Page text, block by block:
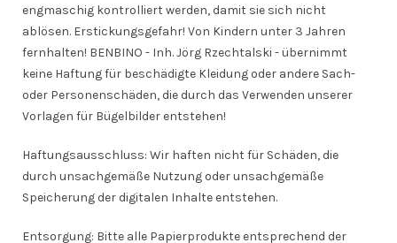
engmaschig kontrolliert werden, damit sie sich nicht
ablösen. Erstickungsgefahr! Von Kindern unter 3 Jahren
fernhalten! BENBINO - Inh. Jörg Rzechtalski - übernimmt
keine Haftung für beschädigte Kleidung oder andere Sach-
oder Personenschäden, die durch das Verwenden unserer
Vorlagen für Bügelbilder entstehen!
Haftungsausschluss: Wir haften nicht für Schäden, die
durch unsachgemäße Nutzung oder unsachgemäße
Speicherung der digitalen Inhalte entstehen.
Entsorgung: Bitte alle Papierprodukte entsprechend der